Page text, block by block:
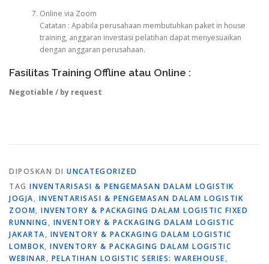
Online via Zoom
Catatan : Apabila perusahaan membutuhkan paket in house
training, anggaran investasi pelatihan dapat menyesuaikan
dengan anggaran perusahaan.
Fasilitas Training Offline atau Online :
Negotiable / by request
DIPOSKAN DI UNCATEGORIZED
TAG INVENTARISASI & PENGEMASAN DALAM LOGISTIK
JOGJA, INVENTARISASI & PENGEMASAN DALAM LOGISTIK
ZOOM, INVENTORY & PACKAGING DALAM LOGISTIC FIXED
RUNNING, INVENTORY & PACKAGING DALAM LOGISTIC
JAKARTA, INVENTORY & PACKAGING DALAM LOGISTIC
LOMBOK, INVENTORY & PACKAGING DALAM LOGISTIC
WEBINAR, PELATIHAN LOGISTIC SERIES: WAREHOUSE,